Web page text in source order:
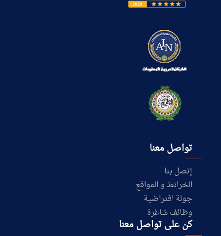
تواصل معنا
إتصل بنا
الخرائط و المواقع
جولة افتراضية
وظائف شاغرة
كن على تواصل معنا